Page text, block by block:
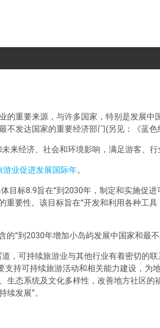
的重要来源，与许多国家，特别是发展
发达国家的重要经济部门(另见：《蓝
来经济、社会和环境影响，满足游客、
游业促进发展国际年。
目标8.9旨在“到2030年，制定和实施促
重要性。该目标旨在“开发和利用各种工
的“到2030年增加小岛屿发展中国家和最
，可持续旅游业与其他行业有着密切的
支持可持续旅游活动和相关能力建设，为
态系统及文化多样性，改善地方社区的
续发展”。